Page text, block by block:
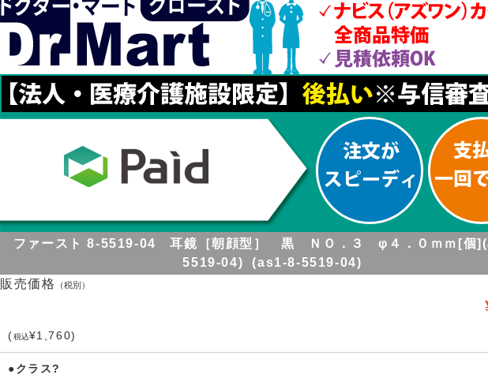
ファースト 8-5519-04 耳鏡［朝顔型］ 黒 ＮＯ．３ φ４．０ｍｍ[個
5519-04) (as1-8-5519-04)
販売価格
（税別）
(税込¥1,760)
●クラス?